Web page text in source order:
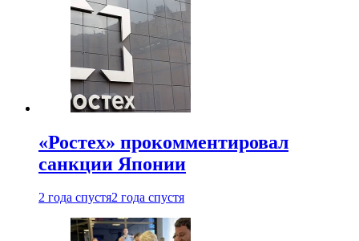
«Ростех» прокомментировал
санкции Японии
2 года спустя2 года спустя